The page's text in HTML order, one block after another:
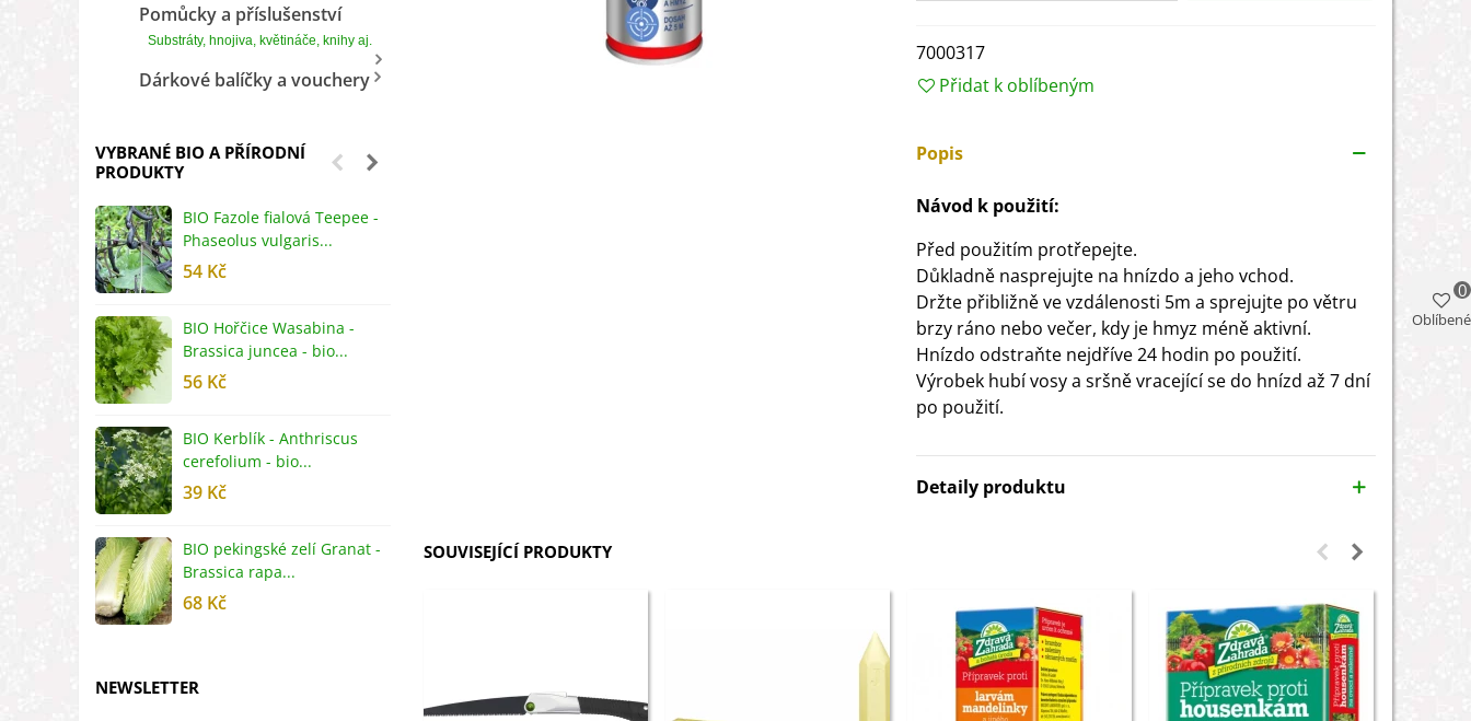
Pomůcky a příslušenství
Substráty, hnojiva, květináče, knihy aj.
Dárkové balíčky a vouchery
VYBRANÉ BIO A PŘÍRODNÍ
PRODUKTY
BIO Fazole fialová Teepee -
Phaseolus vulgaris...
54 Kč
BIO Hořčice Wasabina -
Brassica juncea - bio...
56 Kč
BIO Kerblík - Anthriscus
cerefolium - bio...
39 Kč
BIO pekingské zelí Granat -
Brassica rapa...
68 Kč
BIO Stévie sladká - Stevia
NEWSLETTER
7000317
Přidat k oblíbeným
Popis
Návod k použití:
Před použitím protřepejte.
Důkladně nasprejujte na hnízdo a jeho vchod.
Držte přibližně ve vzdálenosti 5m a sprejujte po větru
brzy ráno nebo večer, kdy je hmyz méně aktivní.
Hnízdo odstraňte nejdříve 24 hodin po použití.
Výrobek hubí vosy a sršně vracející se do hnízd až 7 dní
po použití.
Detaily produktu
SOUVISEJÍCÍ PRODUKTY
Oblíbené
0